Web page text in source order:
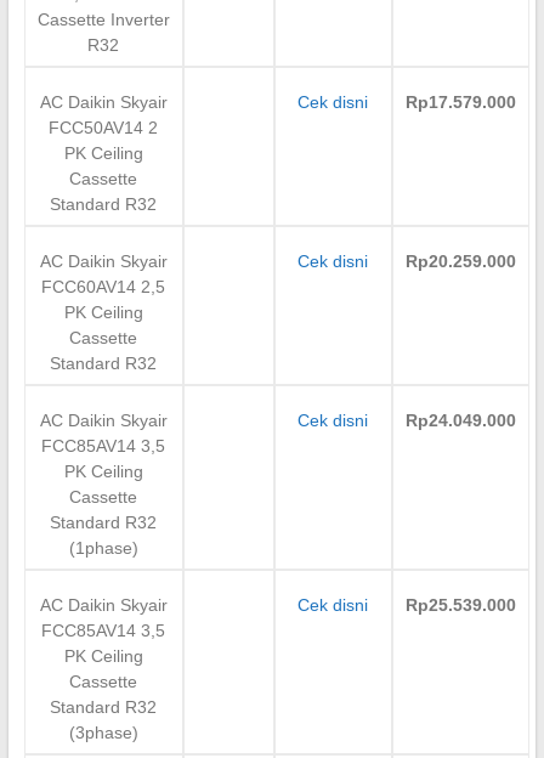
Cassette Inverter
R32
AC Daikin Skyair
FCC50AV14 2
PK Ceiling
Cassette
Standard R32
Cek disni Rp17.579.000
AC Daikin Skyair
FCC60AV14 2,5
PK Ceiling
Cassette
Standard R32
Cek disni Rp20.259.000
AC Daikin Skyair
FCC85AV14 3,5
PK Ceiling
Cassette
Standard R32
(1phase)
Cek disni Rp24.049.000
AC Daikin Skyair
FCC85AV14 3,5
PK Ceiling
Cassette
Standard R32
(3phase)
Cek disni Rp25.539.000